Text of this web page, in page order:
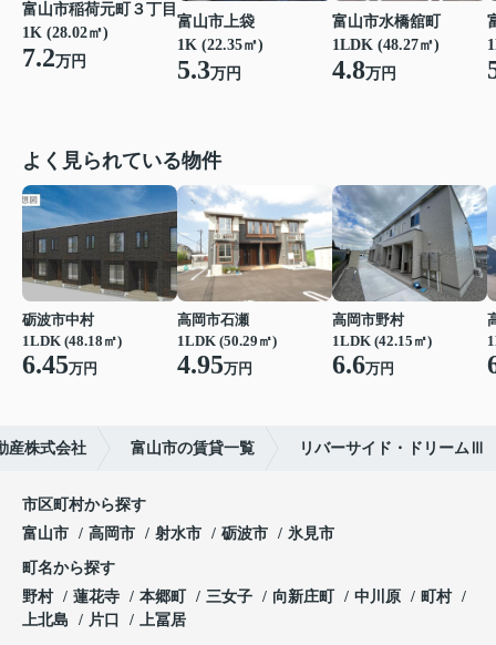
富山市稲荷元町３丁目
1K (28.02㎡)
7.2万円
富山市上袋
1K (22.35㎡)
5.3万円
富山市水橋舘町
1LDK (48.27㎡)
4.8万円
よく見られている物件
砺波市中村
1LDK (48.18㎡)
6.45万円
高岡市石瀬
1LDK (50.29㎡)
4.95万円
高岡市野村
1LDK (42.15㎡)
6.6万円
産株式会社 富山市の賃貸一覧 リバーサイド・ドリームⅢ
市区町村から探す
富山市
高岡市 射水市 砺波市 氷見市
町名から探す
野村
蓮花寺 本郷町 三女子 向新庄町 中川原
町村
上北島
片口 上冨居